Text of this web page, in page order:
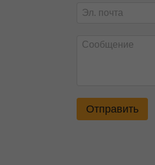
Отправить